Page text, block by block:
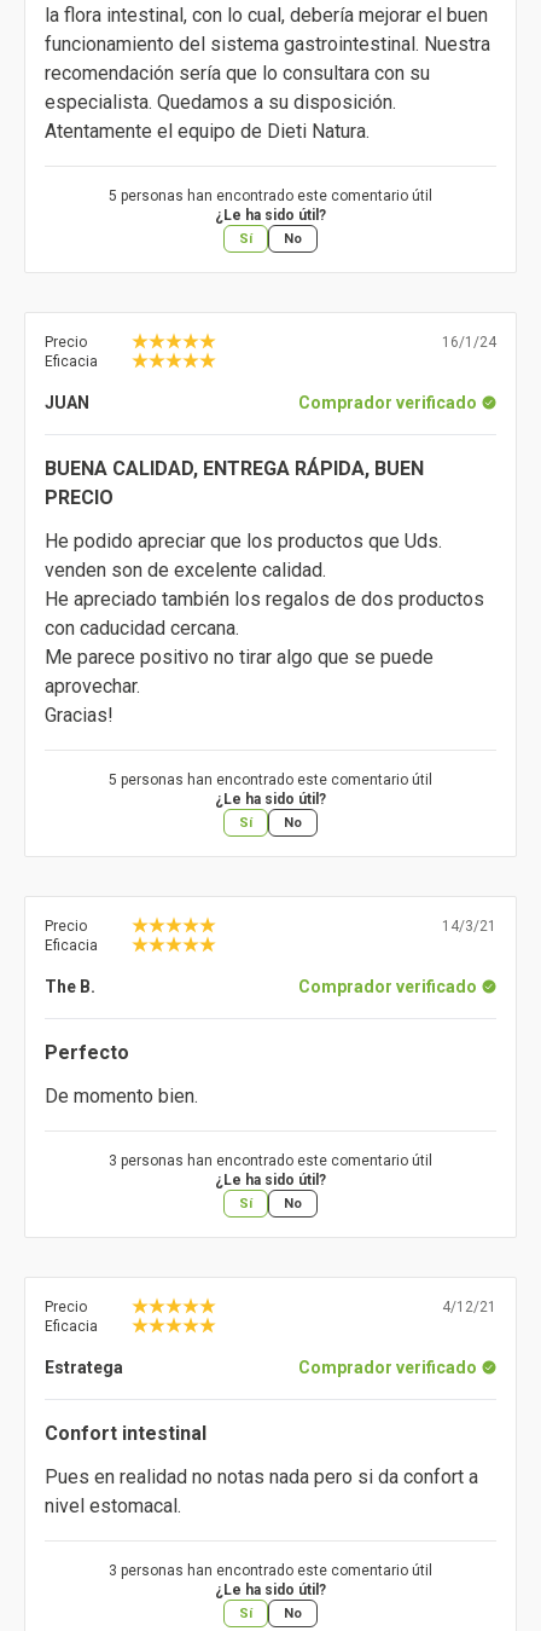
la flora intestinal, con lo cual, debería mejorar el buen
funcionamiento del sistema gastrointestinal. Nuestra
recomendación sería que lo consultara con su
especialista. Quedamos a su disposición.
Atentamente el equipo de Dieti Natura.
5 personas han encontrado este comentario útil
¿Le ha sido útil?
Sí No
Precio
Eficacia
16/1/24
JUAN Comprador verificado
BUENA CALIDAD, ENTREGA RÁPIDA, BUEN
PRECIO
He podido apreciar que los productos que Uds.
venden son de excelente calidad.
He apreciado también los regalos de dos productos
con caducidad cercana.
Me parece positivo no tirar algo que se puede
aprovechar.
Gracias!
5 personas han encontrado este comentario útil
¿Le ha sido útil?
Sí No
Precio
Eficacia
14/3/21
The B. Comprador verificado
Perfecto
De momento bien.
3 personas han encontrado este comentario útil
¿Le ha sido útil?
Sí No
Precio
Eficacia
4/12/21
Estratega Comprador verificado
Confort intestinal
Pues en realidad no notas nada pero si da confort a
nivel estomacal.
3 personas han encontrado este comentario útil
¿Le ha sido útil?
Sí No